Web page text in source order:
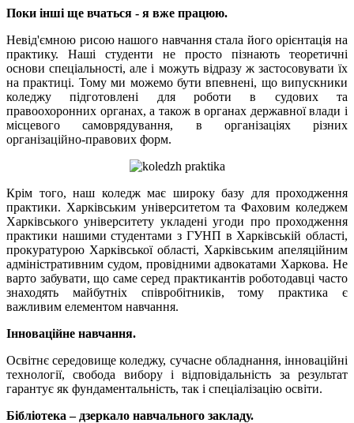
Поки інші ще вчаться - я вже працюю.
Невід'ємною рисою нашого навчання стала його орієнтація на
практику. Наші студенти не просто пізнають теоретичні
основи спеціальності, але і можуть відразу ж застосовувати їх
на практиці. Тому ми можемо бути впевнені, що випускники
коледжу підготовлені для роботи в судових та
правоохоронних органах, а також в органах державної влади і
місцевого самоврядування, в організаціях різних
організаційно-правових форм.
Крім того, наш коледж має широку базу для проходження
практики. Харківським університетом та Фаховим коледжем
Харківського університету укладені угоди про проходження
практики нашими студентами з ГУНП в Харківській області,
прокуратурою Харківської області, Харківським апеляційним
адміністративним судом, провідними адвокатами Харкова. Не
варто забувати, що саме серед практикантів роботодавці часто
знаходять майбутніх співробітників, тому практика є
важливим елементом навчання.
Інноваційне навчання.
Освітнє середовище коледжу, сучасне обладнання, інноваційні
технології, свобода вибору і відповідальність за результат
гарантує як фундаментальність, так і спеціалізацію освіти.
Бібліотека – дзеркало навчального закладу.